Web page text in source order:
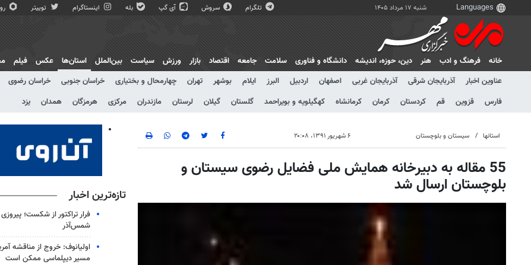
شنبه ۱۷ مرداد ۱۴۰۵ تلگرام سروش آی گپ بله اینستاگرام توییتر
خانه فرهنگ و ادب هنر دين، حوزه، انديشه دانشگاه و فناوری سلامت جامعه اقتصاد بازار ورزش سیاست بین‌الملل
استان‌ها
عناوین اخبار
آذربایجان شرقی آذربایجان غربی اصفهان اردبیل البرز ایلام بوشهر تهران چهارمحال و بختیاری خراسان جنوبی خراسان رضوی
فارس
قزوین قم کردستان کرمان کرمانشاه کهگیلویه و بویراحمد گلستان گیلان لرستان مازندران مرکزی هرمزگان همدان یزد
عکس فیلم
استانها سیستان و بلوچستان ۶ شهریور ۱۳۹۱، ۲۰:۰۸
55 مقاله به دبیرخانه همایش ملی فضایل رضوی سیستان و
بلوچستان ارسال شد تازه‌ترین اخبار
شمس‌آذر
اولیانوف: خروج از مناقشه
مسیر دیپلماسی ممکن است